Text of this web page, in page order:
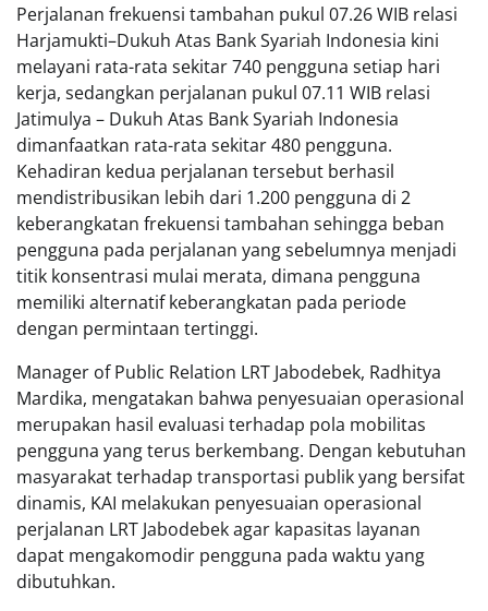
Perjalanan frekuensi tambahan pukul 07.26 WIB relasi
Harjamukti–Dukuh Atas Bank Syariah Indonesia kini
melayani rata-rata sekitar 740 pengguna setiap hari
kerja, sedangkan perjalanan pukul 07.11 WIB relasi
Jatimulya – Dukuh Atas Bank Syariah Indonesia
dimanfaatkan rata-rata sekitar 480 pengguna.
Kehadiran kedua perjalanan tersebut berhasil
mendistribusikan lebih dari 1.200 pengguna di 2
keberangkatan frekuensi tambahan sehingga beban
pengguna pada perjalanan yang sebelumnya menjadi
titik konsentrasi mulai merata, dimana pengguna
memiliki alternatif keberangkatan pada periode
dengan permintaan tertinggi.
Manager of Public Relation LRT Jabodebek, Radhitya
Mardika, mengatakan bahwa penyesuaian operasional
merupakan hasil evaluasi terhadap pola mobilitas
pengguna yang terus berkembang. Dengan kebutuhan
masyarakat terhadap transportasi publik yang bersifat
dinamis, KAI melakukan penyesuaian operasional
perjalanan LRT Jabodebek agar kapasitas layanan
dapat mengakomodir pengguna pada waktu yang
dibutuhkan.